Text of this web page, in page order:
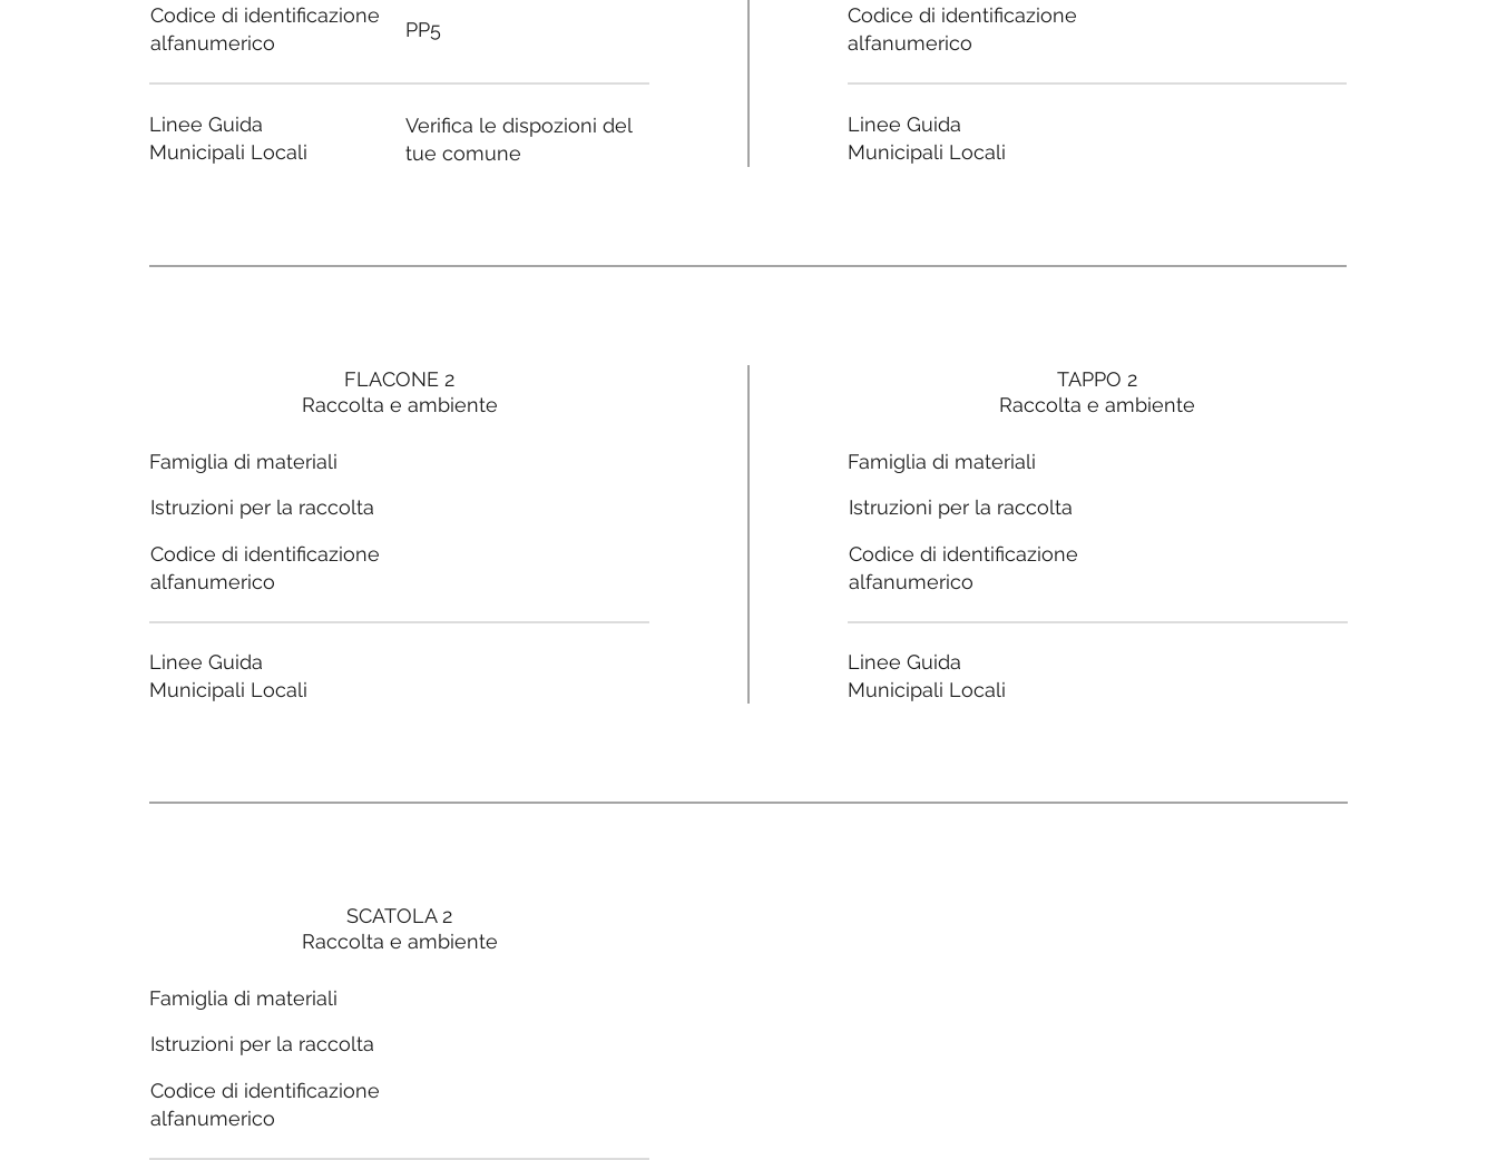
Codice di identificazione
alfanumerico
Linee Guida
Municipali Locali
PP5
Verifica le dispozioni del
tue comune
FLACONE 2
Raccolta e ambiente
Famiglia di materiali
Istruzioni per la raccolta
Codice di identificazione
alfanumerico
Linee Guida
Municipali Locali
SCATOLA 2
Raccolta e ambiente
Famiglia di materiali
Istruzioni per la raccolta
Codice di identificazione
alfanumerico
Codice di identificazione
alfanumerico
Linee Guida
Municipali Locali
TAPPO 2
Raccolta e ambiente
Famiglia di materiali
Istruzioni per la raccolta
Codice di identificazione
alfanumerico
Linee Guida
Municipali Locali